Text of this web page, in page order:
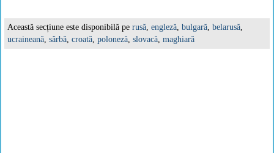
Această secțiune este disponibilă pe rusă, engleză, bulgară, belarusă,
ucraineană, sârbă, croată, poloneză, slovacă, maghiară